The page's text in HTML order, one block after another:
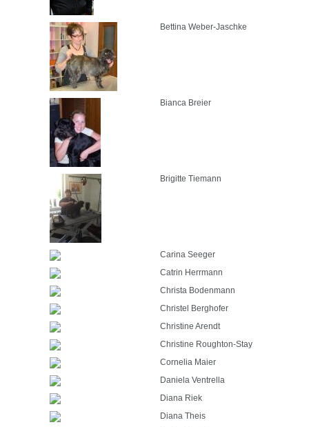
Bettina Weber-Jaschke
Bianca Breier
Brigitte Tiemann
Carina Seeger
Catrin Herrmann
Christa Bodenmann
Christel Berghofer
Christine Arendt
Christine Roughton-Stay
Cornelia Maier
Daniela Ventrella
Diana Riek
Diana Theis